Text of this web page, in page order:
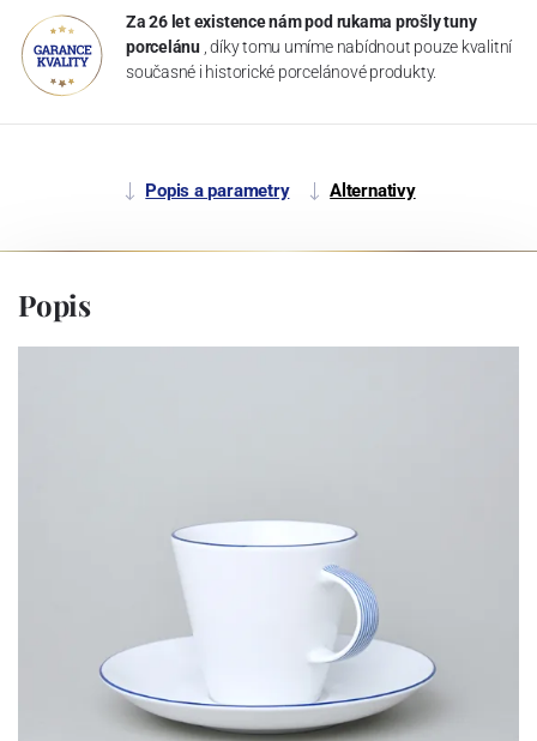
Za 26 let existence nám pod rukama prošly tuny
porcelánu , díky tomu umíme nabídnout pouze kvalitní
současné i historické porcelánové produkty.
Popis a parametry Alternativy
Popis